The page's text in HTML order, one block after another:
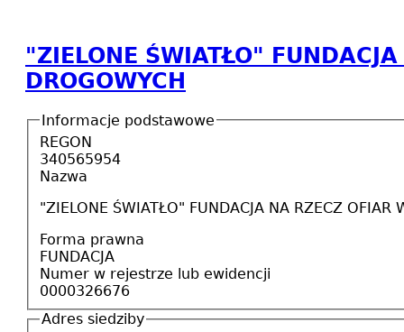
"ZIELONE ŚWIATŁO"
DROGOWYCH
Informacje podstawowe
REGON
340565954
Nazwa
"ZIELONE ŚWIATŁO" FUNDACJA NA RZECZ OFIAR
Forma prawna
FUNDACJA
Numer w rejestrze lub ewidencji
0000326676
Adres siedziby